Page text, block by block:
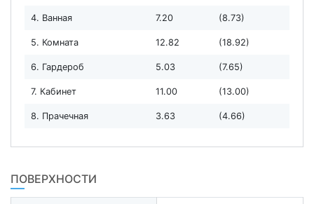
4. Ванная 7.20 (8.73)
5. Комната 12.82 (18.92)
6. Гардероб 5.03 (7.65)
7. Кабинет 11.00 (13.00)
8. Прачечная 3.63 (4.66)
ПОВЕРХНОСТИ